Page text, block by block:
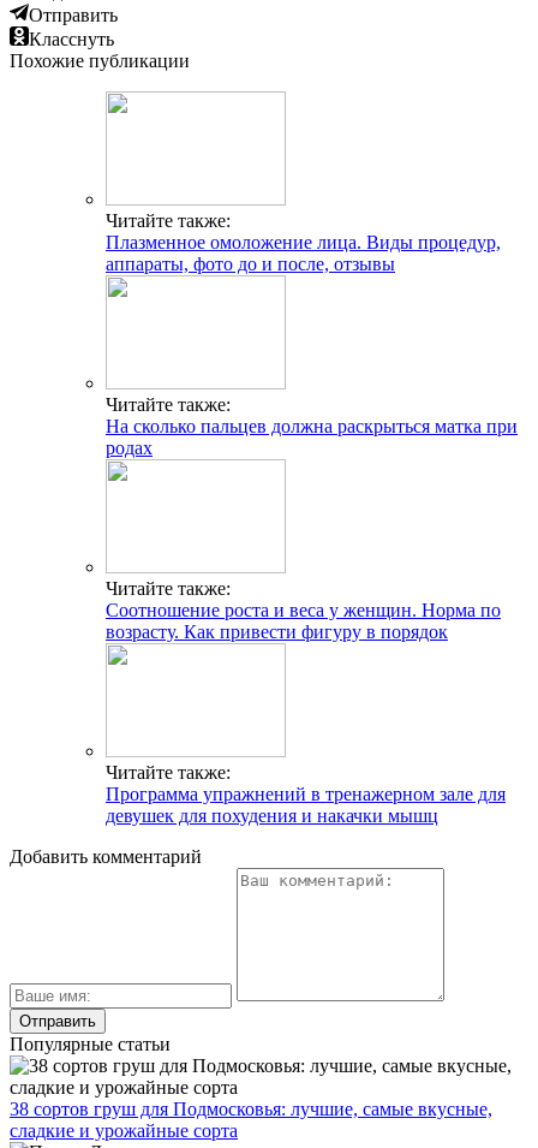
Отправить
Класснуть
Похожие публикации
Читайте также:
Плазменное омоложение лица. Виды процедур,
аппараты, фото до и после, отзывы
Читайте также:
На сколько пальцев должна раскрыться матка при
родах
Читайте также:
Соотношение роста и веса у женщин. Норма по
возрасту. Как привести фигуру в порядок
Читайте также:
Программа упражнений в тренажерном зале для
девушек для похудения и накачки мышц
Добавить комментарий
Популярные статьи
38 сортов груш для Подмосковья: лучшие, самые вкусные,
сладкие и урожайные сорта